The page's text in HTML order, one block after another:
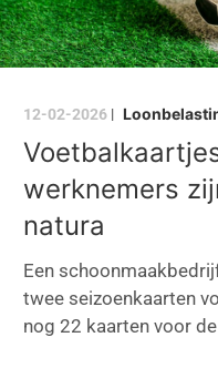
12-02-2026|
werknemers
natura
Een
twee seizoenkaarten
nog 22 kaarten voor